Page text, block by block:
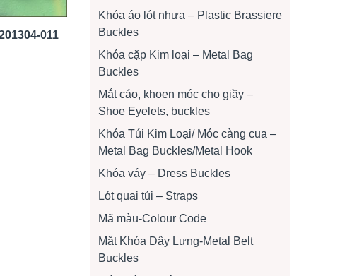
011
Khóa áo lót nhựa – Plastic Brassiere
Buckles
Khóa cặp Kim loại – Metal Bag
Buckles
Mắt cáo, khoen móc cho giầy –
Shoe Eyelets, buckles
Khóa Túi Kim Loại/ Móc càng cua –
Metal Bag Buckles/Metal Hook
Khóa váy – Dress Buckles
Lót quai túi – Straps
Mã màu-Colour Code
Mặt Khóa Dây Lưng-Metal Belt
Buckles